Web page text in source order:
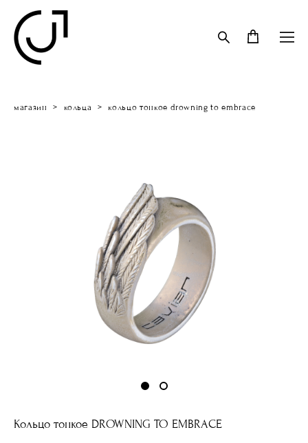
магазин > кольца > кольцо тонкое drowning to embrace
Кольцо тонкое DROWNING TO EMBRACE